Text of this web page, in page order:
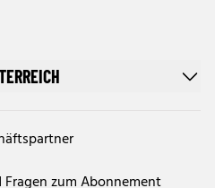
zum Abonnement